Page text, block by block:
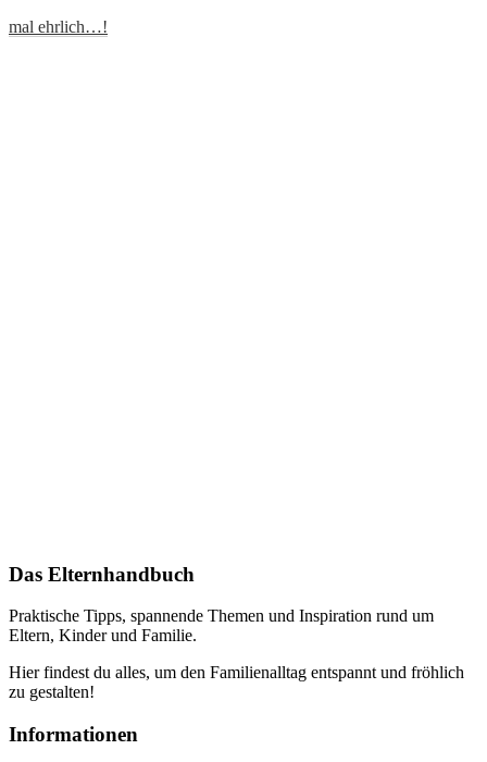
mal ehrlich…!
Das Elternhandbuch
Praktische Tipps, spannende Themen und Inspiration rund um
Eltern, Kinder und Familie.
Hier findest du alles, um den Familienalltag entspannt und fröhlich
zu gestalten!
Informationen